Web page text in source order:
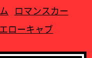
ロマンスカー
ローキャブ